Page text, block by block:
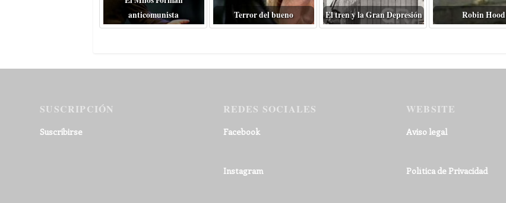
anticomunista
Terror del bueno El tren y la Gran Depresión Robin Hood
SUSCRIPCIÓN
Suscribirse
REDES SOCIALES
Facebook
Instagram
WEBSITE
Aviso legal
Política de Privacidad